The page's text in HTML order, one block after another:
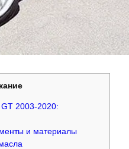
2003-2020:
и материалы